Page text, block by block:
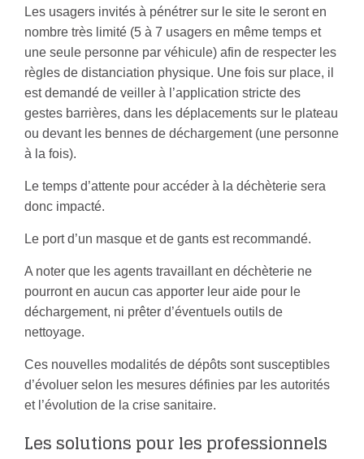
Les usagers invités à pénétrer sur le site le seront en
nombre très limité (5 à 7 usagers en même temps et
une seule personne par véhicule) afin de respecter les
règles de distanciation physique. Une fois sur place, il
est demandé de veiller à l’application stricte des
gestes barrières, dans les déplacements sur le plateau
ou devant les bennes de déchargement (une personne
à la fois).
Le temps d’attente pour accéder à la déchèterie sera
donc impacté.
Le port d’un masque et de gants est recommandé.
A noter que les agents travaillant en déchèterie ne
pourront en aucun cas apporter leur aide pour le
déchargement, ni prêter d’éventuels outils de
nettoyage.
Ces nouvelles modalités de dépôts sont susceptibles
d’évoluer selon les mesures définies par les autorités
et l’évolution de la crise sanitaire.
Les solutions pour les professionnels